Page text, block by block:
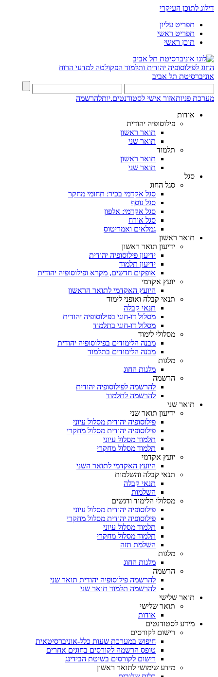
דילוג לתוכן העיקרי
תפריט עליון
תפריט ראשי
תוכן ראשי
החוג לפילוסופיה יהודית ותלמוד הפקולטה למדעי הרוח
אוניברסיטת תל אביב
מערכת פניותאזור אישי לסטודנטים.יותלהרשמה
אודות
פילוסופיה יהודית
תואר ראשון
תואר שני
תלמוד
תואר ראשון
תואר שני
סגל
סגל החוג
סגל אקדמי בכיר: תחומי מחקר
סגל נוסף
סגל אקדמי: אלפון
סגל אורח
גמלאים ואמריטוס
תואר ראשון
ידיעון תואר ראשון
ידיעון פילוסופיה יהודית
ידיעון תלמוד
אופקים חדשים, מקרא ופילוסופיה יהודית
יועץ אקדמי
היועץ האקדמי לתואר הראשון
תנאי קבלה ואופני לימוד
תנאי קבלה
מסלול דו-חוגי בפילוסופיה יהודית
מסלול דו-חוגי בתלמוד
מסלולי לימוד
מבנה הלימודים בפילוסופיה יהודית
מבנה הלימודים בתלמוד
מלגות
מלגות החוג
הרשמה
להרשמה לפילוסופיה יהודית
להרשמה לתלמוד
תואר שני
ידיעון תואר שני
פילוסופיה יהודית מסלול עיוני
פילוסופיה יהודית מסלול מחקרי
תלמוד מסלול עיוני
תלמוד מסלול מחקרי
יועץ אקדמי
היועץ האקדמי לתואר השני
תנאי קבלה והשלמות
תנאי קבלה
השלמות
מסלולי הלימוד ודגשים
פילוסופיה יהודית מסלול עיוני
פילוסופיה יהודית מסלול מחקרי
תלמוד מסלול עיוני
תלמוד מסלול מחקרי
השלמת תזה
מלגות
מלגות החוג
הרשמה
להרשמה פילוסופיה יהודית תואר שני
להרשמה תלמוד תואר שני
תואר שלישי
תואר שלישי
אודות
מידע לסטודנטים
רישום לקורסים
חיפוש במערכת שעות כלל-אוניברסיטאית
טופס הרשמה לקורסים בחוגים אחרים
רישום לקורסים בשיטת הבידינג
מידע שימושי לתואר ראשון